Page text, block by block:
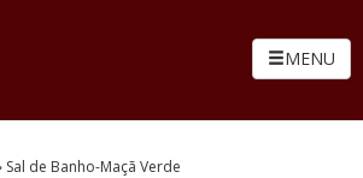
MENU
Sal de Banho-Maçã Verde